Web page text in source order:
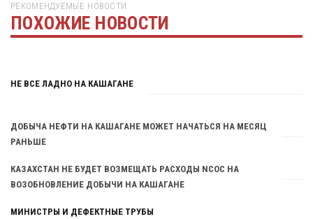
РЕКОМЕНДУЕМЫЕ НОВОСТИ
ПОХОЖИЕ НОВОСТИ
Тут была реклама
НЕ ВСЕ ЛАДНО НА КАШАГАНЕ
ДОБЫЧА НЕФТИ НА КАШАГАНЕ МОЖЕТ НАЧАТЬСЯ НА МЕСЯЦ
РАНЬШЕ
КАЗАХСТАН НЕ БУДЕТ ВОЗМЕЩАТЬ РАСХОДЫ NCOC НА
ВОЗОБНОВЛЕНИЕ ДОБЫЧИ НА КАШАГАНЕ
МИНИСТРЫ И ДЕФЕКТНЫЕ ТРУБЫ